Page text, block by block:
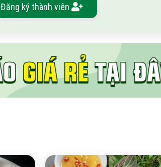
Đăng ký thành viên